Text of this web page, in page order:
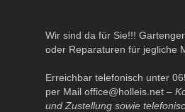
Wir sind da für Sie!!!
oder Reparaturen für jegliche
Erreichbar telefonisch unter
per Mail office@holleis.net –
und Zustellung sowie